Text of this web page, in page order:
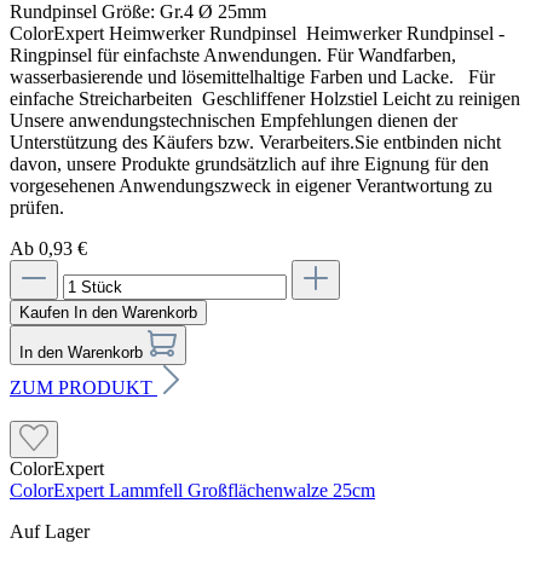
Rundpinsel Größe: Gr.4 Ø 25mm
ColorExpert Heimwerker Rundpinsel Heimwerker Rundpinsel -
Ringpinsel für einfachste Anwendungen. Für Wandfarben,
wasserbasierende und lösemittelhaltige Farben und Lacke. Für
einfache Streicharbeiten Geschliffener Holzstiel Leicht zu reinigen
Unsere anwendungstechnischen Empfehlungen dienen der
Unterstützung des Käufers bzw. Verarbeiters.Sie entbinden nicht
davon, unsere Produkte grundsätzlich auf ihre Eignung für den
vorgesehenen Anwendungszweck in eigener Verantwortung zu
prüfen.
Ab 0,93 €
Kaufen In den Warenkorb
In den Warenkorb
ZUM PRODUKT
ColorExpert
ColorExpert Lammfell Großflächenwalze 25cm
Auf Lager